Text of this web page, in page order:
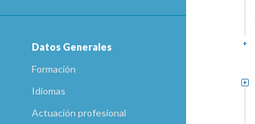
Datos Generales
Formación
Idiomas
Actuación profesional
+
+